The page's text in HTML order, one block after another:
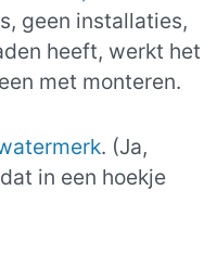
geen installaties,
heeft, werkt het
met monteren.
. (Ja,
in een hoekje